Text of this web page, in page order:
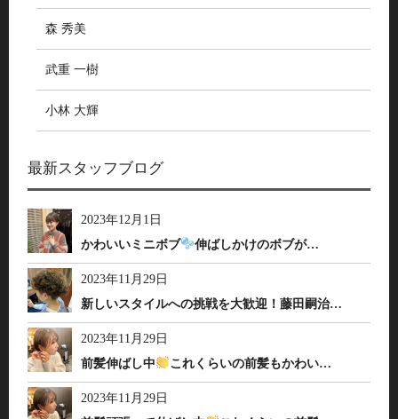
森 秀美
武重 一樹
小林 大輝
最新スタッフブログ
2023年12月1日
かわいいミニボブ
伸ばしかけのボブが…
2023年11月29日
新しいスタイルへの挑戦を大歓迎！藤田嗣治…
2023年11月29日
前髪伸ばし中
これくらいの前髪もかわい…
2023年11月29日